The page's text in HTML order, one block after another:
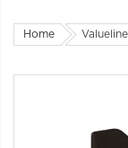
Home